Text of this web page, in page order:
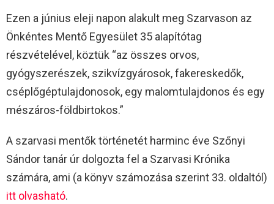
Ezen a június eleji napon alakult meg Szarvason az
Önkéntes Mentő Egyesület 35 alapítótag
részvételével, köztük “az összes orvos,
gyógyszerészek, szikvízgyárosok, fakereskedők,
cséplőgéptulajdonosok, egy malomtulajdonos és egy
mészáros-földbirtokos.”
A szarvasi mentők történetét harminc éve Szőnyi
Sándor tanár úr dolgozta fel a Szarvasi Krónika
számára, ami (a könyv számozása szerint 33. oldaltól)
itt olvasható.